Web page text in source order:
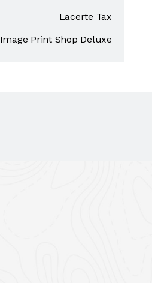
Lacerte Tax
Image Print Shop Deluxe